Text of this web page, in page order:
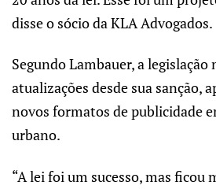
disse o sócio da KLA Advogados.
Segundo Lambauer, a legislação
atualizações desde sua sanção,
novos formatos de publicidade
urbano.
“A lei foi um sucesso, mas ficou